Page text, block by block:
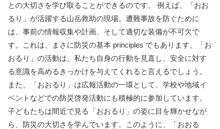
との大切さを学び取ることができるのです。 例えば、「おお
るり」が活躍する山岳救助の現場。遭難事故を防ぐために
は、事前の情報収集や計画、そして適切な装備が不可欠で
す。これは、まさに防災の基本 principles でもあります。「お
おるり」の活動は、私たち自身の行動を見直し、安全に対す
る意識を高めるきっかけを与えてくれると言えるでしょう。
また、「おおるり」は広報活動の一環として、学校や地域イ
ベントなどでの防災啓発活動にも積極的に参加しています。
子どもたちは間近で見る「おおるり」の姿に目を輝かせなが
ら、防災の大切さを学んでいます。このように、「おおる